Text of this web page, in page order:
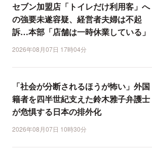
セブン加盟店「トイレだけ利用客」へ
の強要未遂容疑、経営者夫婦は不起
訴…本部「店舗は一時休業している」
2026年08月07日 17時04分
「社会が分断されるほうが怖い」外国
籍者を四半世紀支えた鈴木雅子弁護士
が危惧する日本の排外化
2026年08月07日 10時30分